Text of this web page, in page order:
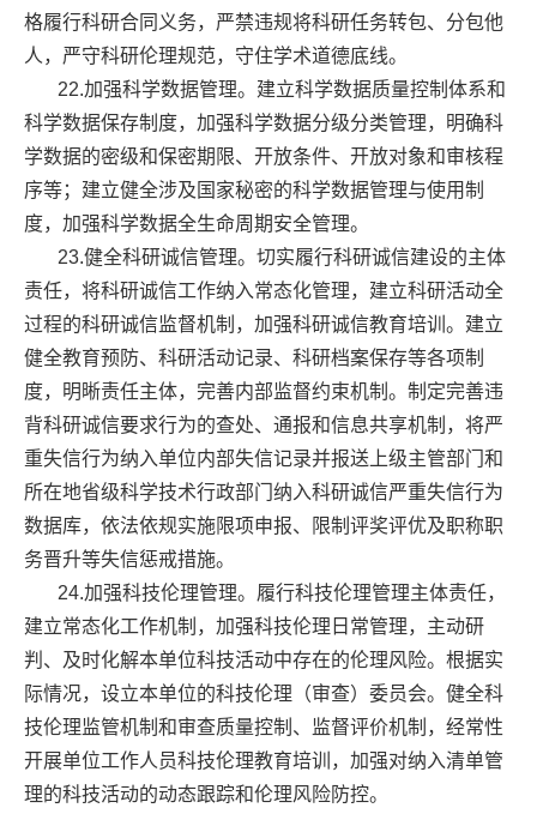
格履行科研合同义务，严禁违规将科研任务转包、分包他
人，严守科研伦理规范，守住学术道德底线。
22.加强科学数据管理。建立科学数据质量控制体系和
科学数据保存制度，加强科学数据分级分类管理，明确科
学数据的密级和保密期限、开放条件、开放对象和审核程
序等；建立健全涉及国家秘密的科学数据管理与使用制
度，加强科学数据全生命周期安全管理。
23.健全科研诚信管理。切实履行科研诚信建设的主体
责任，将科研诚信工作纳入常态化管理，建立科研活动全
过程的科研诚信监督机制，加强科研诚信教育培训。建立
健全教育预防、科研活动记录、科研档案保存等各项制
度，明晰责任主体，完善内部监督约束机制。制定完善违
背科研诚信要求行为的查处、通报和信息共享机制，将严
重失信行为纳入单位内部失信记录并报送上级主管部门和
所在地省级科学技术行政部门纳入科研诚信严重失信行为
数据库，依法依规实施限项申报、限制评奖评优及职称职
务晋升等失信惩戒措施。
24.加强科技伦理管理。履行科技伦理管理主体责任，
建立常态化工作机制，加强科技伦理日常管理，主动研
判、及时化解本单位科技活动中存在的伦理风险。根据实
际情况，设立本单位的科技伦理（审查）委员会。健全科
技伦理监管机制和审查质量控制、监督评价机制，经常性
开展单位工作人员科技伦理教育培训，加强对纳入清单管
理的科技活动的动态跟踪和伦理风险防控。